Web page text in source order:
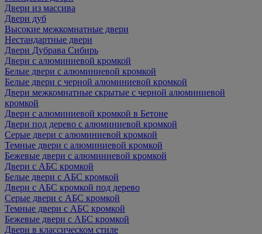
Двери из массива
Двери дуб
Высокие межкомнатные двери
Нестандартные двери
Двери Дубрава Сибирь
Двери с алюминиевой кромкой
Белые двери с алюминиевой кромкой
Белые двери с черной алюминиевой кромкой
Двери межкомнатные скрытые с черной алюминиевой
кромкой
Двери с алюминиевой кромкой в Бетоне
Двери под дерево с алюминиевой кромкой
Серые двери с алюминиевой кромкой
Темные двери с алюминиевой кромкой
Бежевые двери с алюминиевой кромкой
Двери с АБС кромкой
Белые двери с АБС кромкой
Двери с АБС кромкой под дерево
Серые двери с АБС кромкой
Темные двери с АБС кромкой
Бежевые двери с АБС кромкой
Двери в классическом стиле